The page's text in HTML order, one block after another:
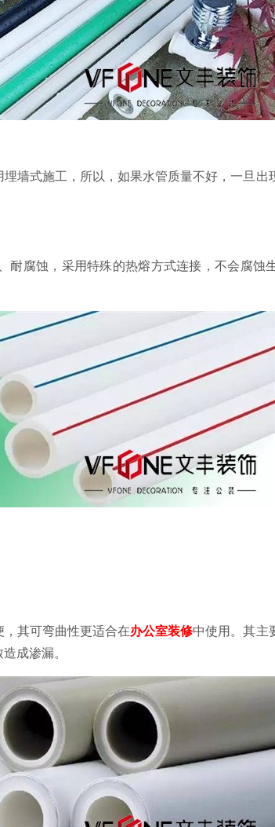
墙式施工，所以，如果水管质量不好，一旦出
耐腐蚀，采用特殊的热熔方式连接，不会腐蚀
其可弯曲性更适合在办公室装修中使用。其主
成渗漏。